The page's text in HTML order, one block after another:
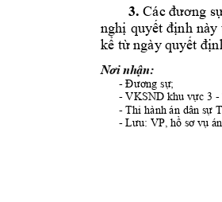
3. Các đương s
nghị quyết định này
kể từ ngày quyết
Nơi nhận:
- Đương sự;
- VKSND khu vực 3 -
- Thi hành án dân sự
- Lưu: VP, hồ sơ vụ án.